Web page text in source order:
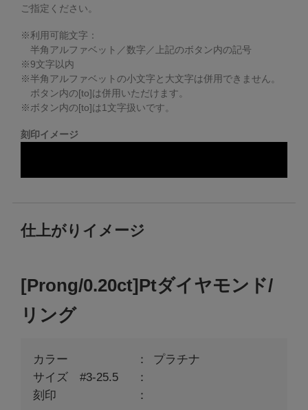
ご指定ください。
※利用可能文字：
半角アルファベット／数字／上記のボタン内の記号
※9文字以内
※半角アルファベットの小文字と大文字は併用できません。
ボタン内の[to]は併用いただけます。
※ボタン内の[to]は1文字扱いです。
刻印イメージ
仕上がりイメージ
[Prong/0.20ct]Ptダイヤモンド/
リング
カラー
プラチナ
サイズ #3-25.5
刻印